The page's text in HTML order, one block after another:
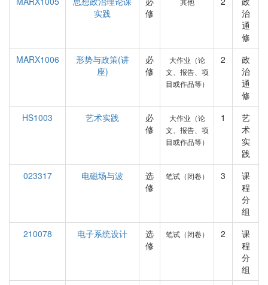
实践
修
治
通
修
MARX1006
形势与政策(讲
座)
必
修
大作业（论
文、报告、项
目或作品等）
2
政
治
通
修
HS1003
艺术实践
必
修
大作业（论
文、报告、项
目或作品等）
1
艺
术
实
践
023317
电磁场与波
选
修
笔试（闭卷） 3
课
程
分
组
210078
电子系统设计
选
修
笔试（闭卷） 2
课
程
分
组